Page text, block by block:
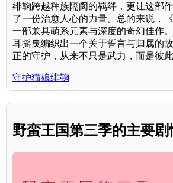
绯鞠跨越种族隔阂的羁绊，更让这部
了一份治愈人心的力量。总的来说，
一部兼具萌系元素与深度的奇幻佳作
耳摇曳编织出一个关于誓言与归属的
正的守护，从来不只是武力，而是彼此
守护猫娘绯鞠
野蛮王国第三季的主要剧